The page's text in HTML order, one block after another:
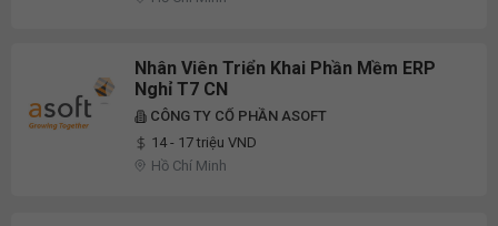
Nhân Viên Triển Khai Phần Mềm ERP
Nghỉ T7 CN
CÔNG TY CỔ PHẦN ASOFT
14 - 17 triệu VND
Hồ Chí Minh